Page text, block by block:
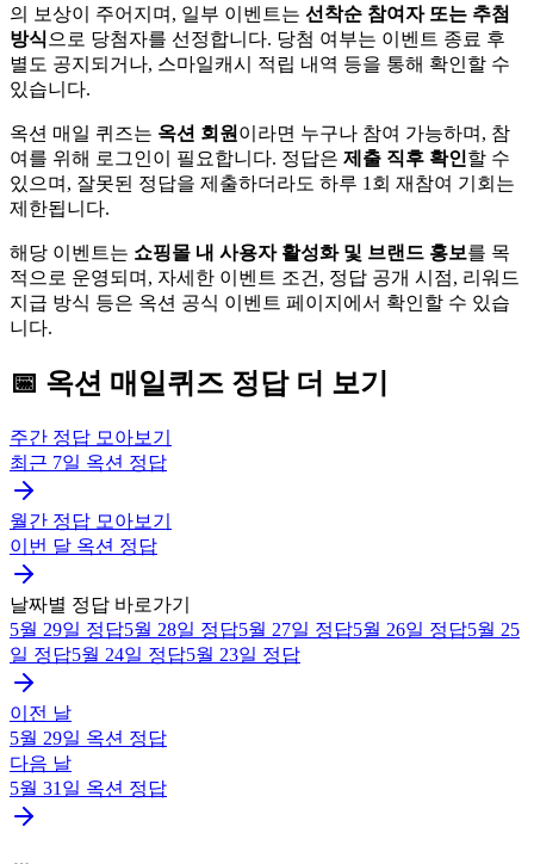
의 보상이 주어지며, 일부 이벤트는 선착순 참여자 또는 추첨
방식 으로 당첨자를 선정합니다. 당첨 여부는 이벤트 종료 후
별도 공지되거나, 스마일캐시 적립 내역 등을 통해 확인할 수
있습니다.
옥션 매일 퀴즈는 옥션 회원 이라면 누구나 참여 가능하며, 참
여를 위해 로그인이 필요합니다. 정답은 제출 직후 확인할 수
있으며, 잘못된 정답을 제출하더라도 하루 1회 재참여 기회는
제한됩니다.
해당 이벤트는 쇼핑몰 내 사용자 활성화 및 브랜드 홍보를 목
적으로 운영되며, 자세한 이벤트 조건, 정답 공개 시점, 리워드
지급 방식 등은 옥션 공식 이벤트 페이지에서 확인할 수 있습
니다.
📅 옥션 매일퀴즈 정답 더 보기
주간 정답 모아보기
최근 7일 옥션 정답
월간 정답 모아보기
이번 달 옥션 정답
날짜별 정답 바로가기
5월 29일 정답5월 28일 정답5월 27일 정답5월 26일 정답5월 25
일 정답5월 24일 정답5월 23일 정답
이전 날
5월 29일 옥션 정답
다음 날
5월 31일 옥션 정답